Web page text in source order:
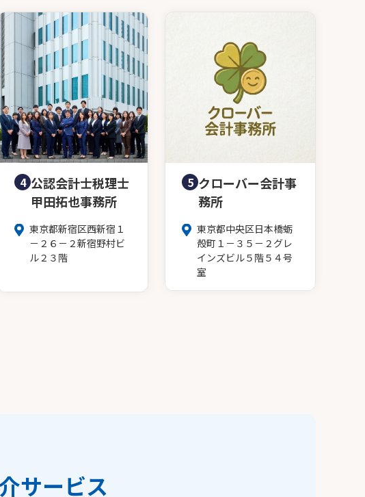
4 公認会計士税理士
甲田拓也事務所
東京都新宿区西新宿１
－２６－２新宿野村ビ
ル２３階
5 クローバー会計事
務所
東京都中央区日本橋蛎
殻町１－３５－２グレ
インズビル５階５４号
室
サービス